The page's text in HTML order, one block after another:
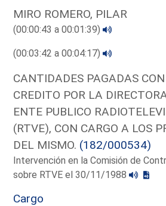
MIRO ROMERO, PILAR
(00:00:43 a 00:01:39)
(00:03:42 a 00:04:17)
CANTIDADES PAGADAS
CREDITO POR LA
ENTE PUBLICO
(RTVE), CON CARGO A LOS
DEL MISMO. (182/000534)
Intervención en la Comisión de
sobre RTVE el 30/11/1988
Cargo